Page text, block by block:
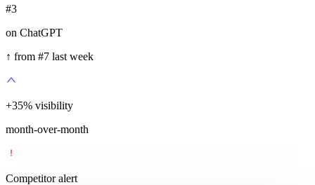
#3
on ChatGPT
↑ from #7 last week
+35% visibility
month-over-month
Competitor alert